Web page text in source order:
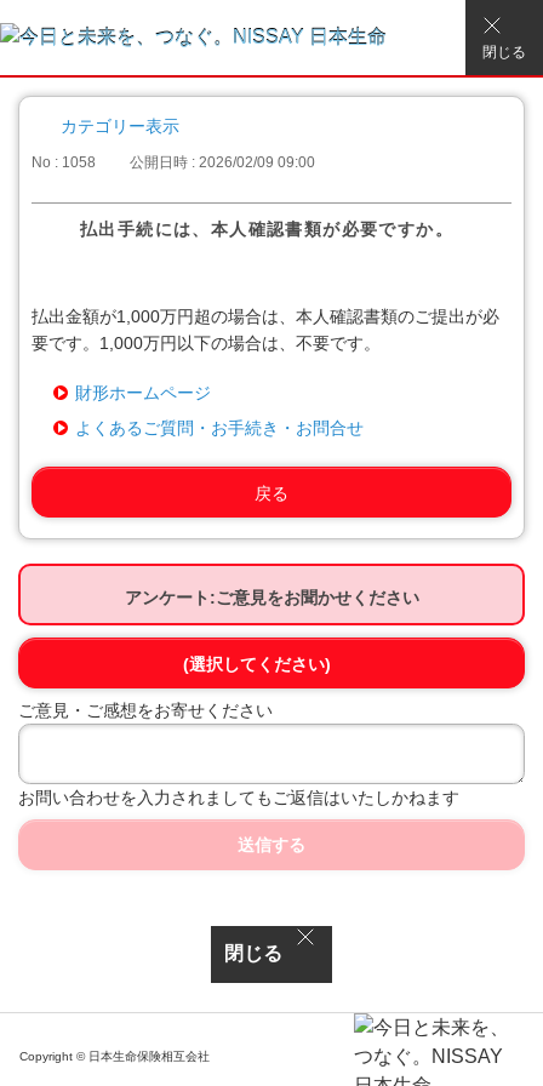
閉じる
カテゴリー表示
No : 1058 公開日時 : 2026/02/09 09:00
払出手続には、本人確認書類が必要ですか。
払出金額が1,000万円超の場合は、本人確認書類のご提出が必
要です。1,000万円以下の場合は、不要です。
財形ホームページ
よくあるご質問・お手続き・お問合せ
戻る
アンケート:ご意見をお聞かせください
(選択してください)
ご意見・ご感想をお寄せください
お問い合わせを入力されましてもご返信はいたしかねます
送信する
閉じる
Copyright © 日本生命保険相互会社